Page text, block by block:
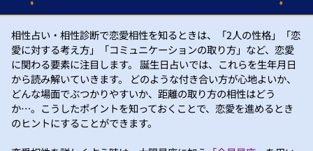
相性占い・相性診断で恋愛相性を知るときは、「2人の性格」「恋
愛に対する考え方」「コミュニケーションの取り方」など、恋愛
に関わる要素に注目します。 誕生日占いでは、これらを生年月日
から読み解いていきます。 どのような付き合い方が心地よいか、
どんな場面でぶつかりやすいか、距離の取り方の相性はどう
か…。こうしたポイントを知っておくことで、恋愛を進めるとき
のヒントにすることができます。